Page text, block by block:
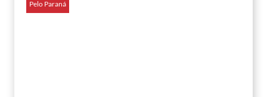
Pelo Paraná